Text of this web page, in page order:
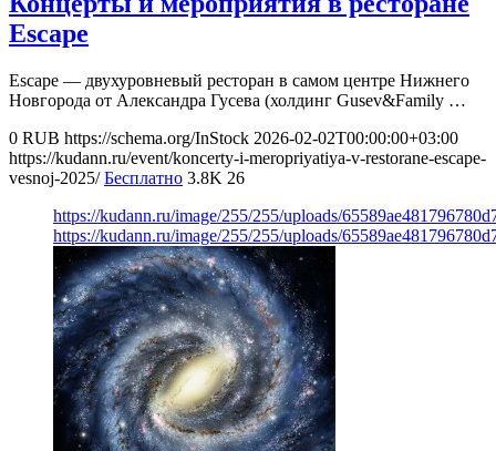
Escape
Escape — двухуровневый ресторан в самом центре Нижнего
Новгорода от Александра Гусева (холдинг Gusev&Family …
0 RUB https://schema.org/InStock 2026-02-02T00:00:00+03:00
https://kudann.ru/event/koncerty-i-meropriyatiya-v-restorane-escape-
vesnoj-2025/ Бесплатно 3.8K 26
https://kudann.ru/image/255/255/uploads/
https://kudann.ru/image/255/255/uploads/